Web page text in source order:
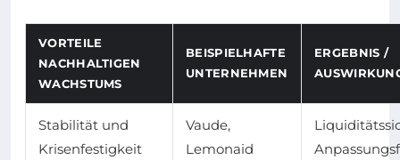
VORTEILE
NACHHALTIGEN
WACHSTUMS
BEISPIELHAFTE
UNTERNEHMEN
ERGEBNIS /
Stabilität und
Krisenfestigkeit
Vaude,
Lemonaid